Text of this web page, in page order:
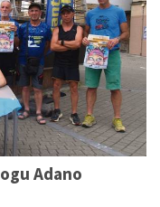
Adano